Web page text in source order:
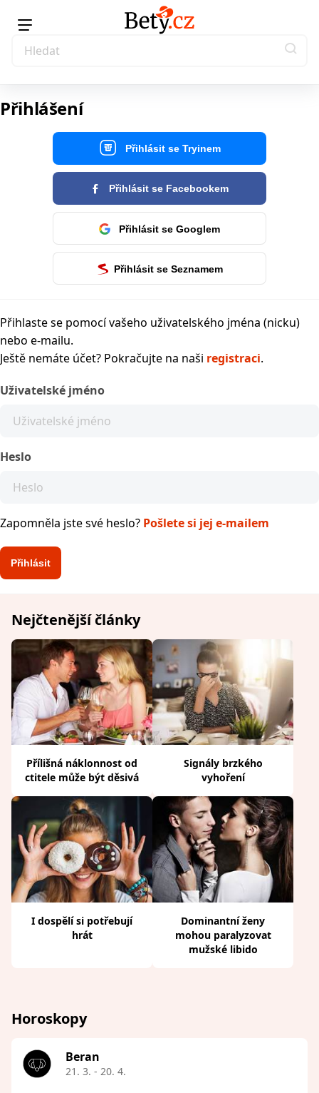
Přihlášení
Přihlásit se Tryinem
Přihlásit se Facebookem
Přihlásit se Googlem
Přihlásit se Seznamem
Přihlaste se pomocí vašeho uživatelského jména (nicku)
nebo e-mailu.
Ještě nemáte účet? Pokračujte na naši registraci.
Uživatelské jméno
Heslo
Zapomněla jste své heslo? Pošlete si jej e-mailem
Nejčtenější články
Přílišná náklonnost od
ctitele může být děsivá
Signály brzkého
vyhoření
I dospělí si potřebují
hrát
Dominantní ženy
mohou paralyzovat
mužské libido
Horoskopy
Beran
21. 3. - 20. 4.